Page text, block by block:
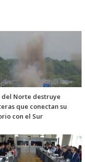
del Norte destruye
que conectan su
con el Sur